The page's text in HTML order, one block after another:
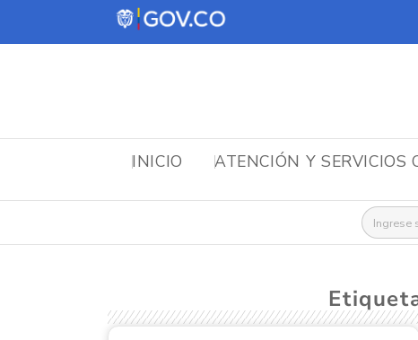
INICIO ATENCIÓN Y SERVICIOS
Buscar: